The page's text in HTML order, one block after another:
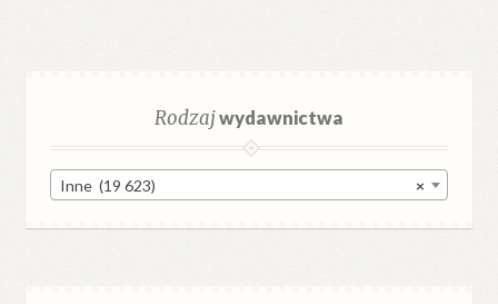
Rodzajwydawnictwa
×
Inne (19 623)